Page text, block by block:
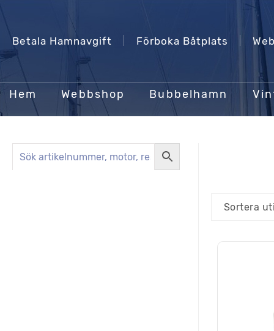
Betala Hamnavgift Förboka Båtplats
Hem Webbshop Bubbelhamn
Sortera